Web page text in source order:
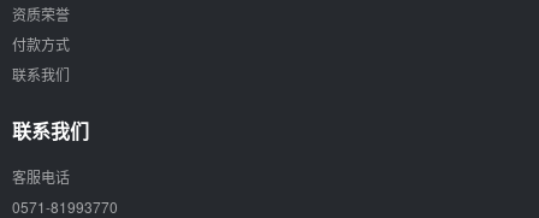
资质荣誉
付款方式
联系我们
联系我们
客服电话
0571-81993770